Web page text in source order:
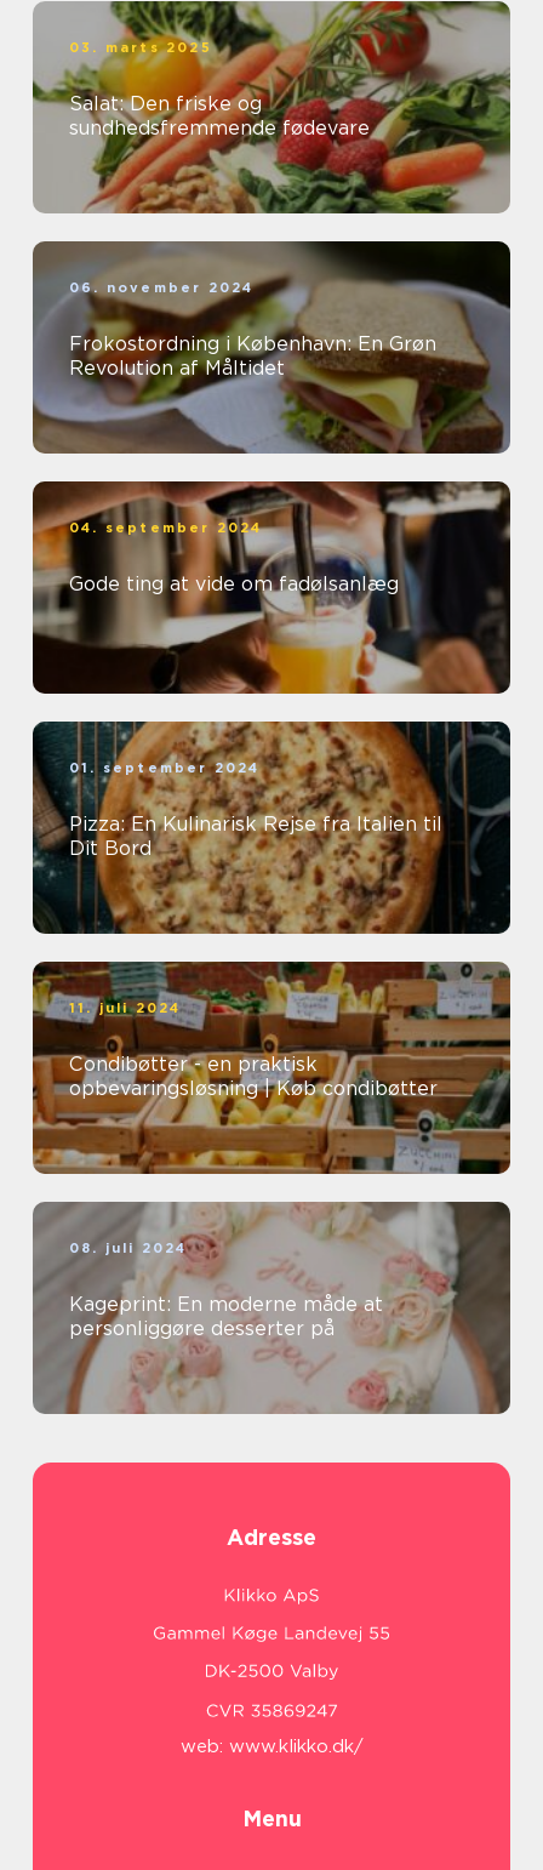
03. marts 2025
Salat: Den friske og
sundhedsfremmende fødevare
06. november 2024
Frokostordning i København: En Grøn
Revolution af Måltidet
04. september 2024
Gode ting at vide om fadølsanlæg
01. september 2024
Pizza: En Kulinarisk Rejse fra Italien til
Dit Bord
11. juli 2024
Condibøtter - en praktisk
opbevaringsløsning | Køb condibøtter
08. juli 2024
Kageprint: En moderne måde at
personliggøre desserter på
Adresse
web: www.klikko.dk/
Menu